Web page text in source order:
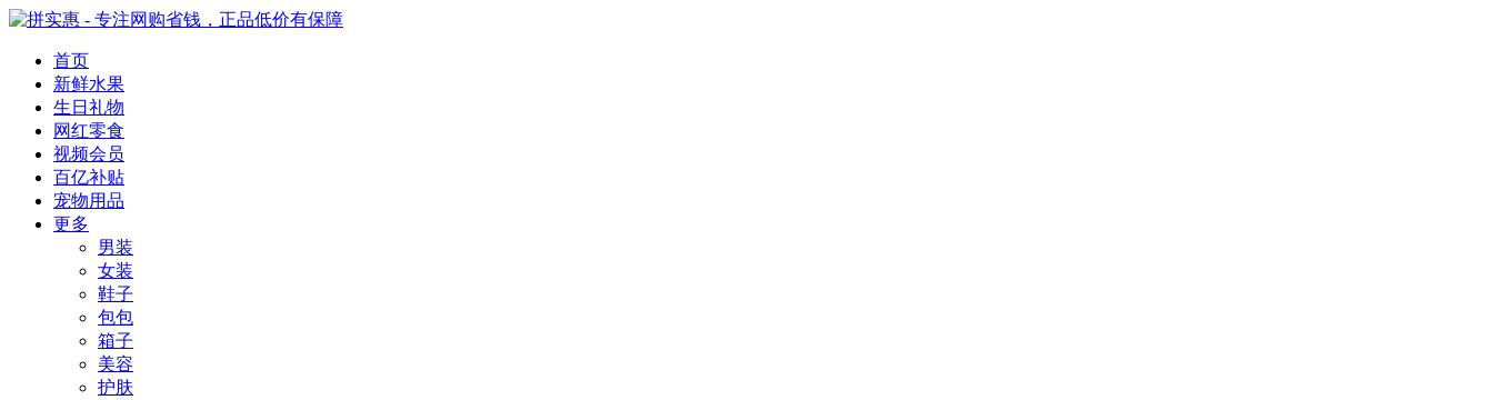
首页
新鲜水果
生日礼物
网红零食
视频会员
百亿补贴
宠物用品
更多
男装
女装
鞋子
包包
箱子
美容
护肤